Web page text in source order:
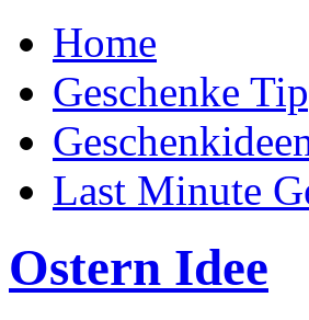
Home
Geschenke
Last Minute
Ostern Idee